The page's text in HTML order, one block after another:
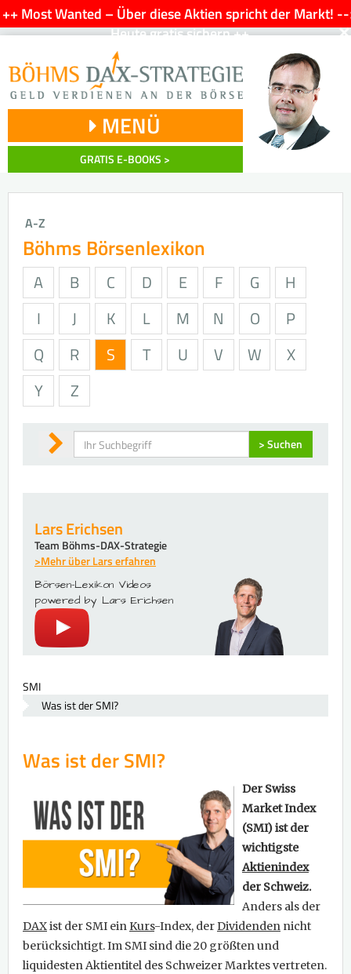
++ Most Wanted – Über diese Aktien spricht der Markt!
Heute gratis sichern ++
×
MENÜ
GRATIS E-BOOKS >
A-Z
Böhms Börsenlexikon
A B C D E F G
H
I
J K L M N O
P
Q
R S T U V W
X
Y
Z
Suchen > Suchen
Lars Erichsen
Team Böhms-DAX-Strategie
>Mehr über Lars erfahren
Börsen-Lexikon Videos
powered by Lars Erichsen
SMI
Was ist der SMI?
Was ist der SMI?
Der Swiss
Market Index
(SMI) ist der
wichtigste
Aktienindex
der Schweiz.
Anders als der
DAXist der SMI einKurs-Index, derDividenden nicht
berücksichtigt. Im SMI sind die 20 größten und
liquidesten Aktientitel des Schweizer Marktes vertreten.